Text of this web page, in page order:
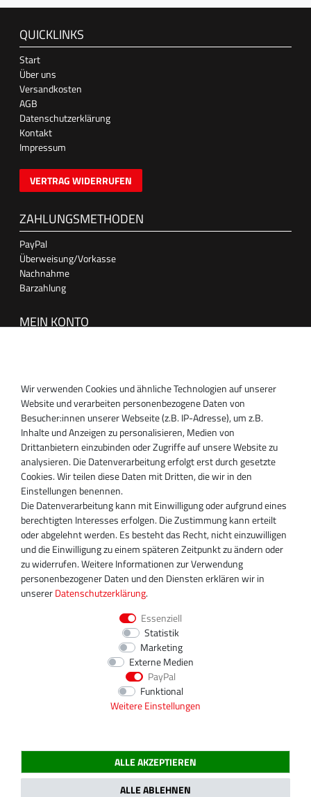
QUICKLINKS
Start
Über uns
Versandkosten
AGB
Datenschutzerklärung
Kontakt
Impressum
VERTRAG WIDERRUFEN
ZAHLUNGSMETHODEN
PayPal
Überweisung/Vorkasse
Nachnahme
Barzahlung
MEIN KONTO
SUPPORT
Inhaber:
Magnos Turbosystems GmbH
Miraustraße 27-29
D-13509 Berlin
+49 30 340 606 740
+49 30 340 606 740
+49 30 340 606 745
info@turboservice24.de
Aktuelle Öffnungszeiten
Mo-Fr: 08:00 Uhr - 18:00 Uhr
Sa: geschlossen
2020 Magnos Turbosystems GmbH | Alle Preise inklusive gesetzlicher MwSt.
Wir verwenden Cookies und ähnliche Technologien auf unserer
Website und verarbeiten personenbezogene Daten von
Besucher:innen unserer Webseite (z.B. IP-Adresse), um z.B.
Inhalte und Anzeigen zu personalisieren, Medien von
Drittanbietern einzubinden oder Zugriffe auf unsere Website zu
analysieren. Die Datenverarbeitung erfolgt erst durch gesetzte
Cookies. Wir teilen diese Daten mit Dritten, die wir in den
Einstellungen benennen.
Die Datenverarbeitung kann mit Einwilligung oder aufgrund eines
berechtigten Interesses erfolgen. Die Zustimmung kann erteilt
oder abgelehnt werden. Es besteht das Recht, nicht einzuwilligen
und die Einwilligung zu einem späteren Zeitpunkt zu ändern oder
zu widerrufen. Weitere Informationen zur Verwendung
personenbezogener Daten und den Diensten erklären wir in
unsererDaten­schutz­erklärung.
Essenziell
Statistik
Marketing
Externe Medien
PayPal
Funktional
Weitere Einstellungen
ALLE AKZEPTIEREN
ALLE ABLEHNEN